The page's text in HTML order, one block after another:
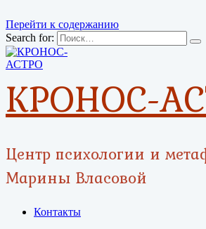
Перейти к содержанию
Search for:
КРОНОС-
Центр психологии и
Марины Власовой
Контакты